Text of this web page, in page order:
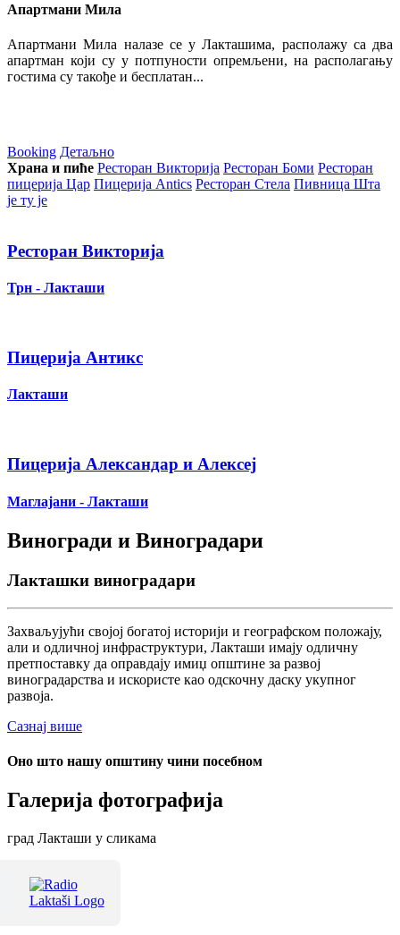
Апартмани Мила
Апартмани Мила налазе се у Лакташима, располажу са два
апартман који су у потпуности опремљени, на располагању
гостима су такође и бесплатан...
Booking Детаљно
Храна и пиће Ресторан Викторија Ресторан Боми Ресторан
пицерија Цар Пицерија Аntics Ресторан Стела Пивница Шта
је ту је
Ресторан Викторија
Трн - Лакташи
Пицерија Антикс
Лакташи
Пицерија Александар и Алексеј
Маглајани - Лакташи
Виногради и Виноградари
Лакташки виноградари
Захваљујући својој богатој историји и географском положају,
али и одличној инфраструктури, Лакташи имају одличну
претпоставку да оправдају имиџ општине за развој
виноградарства и искористе као одскочну даску укупног
развоја.
Сазнај више
Оно што нашу општину чини посебном
Галерија фотографија
град Лакташи у сликама
Терме Лакташи